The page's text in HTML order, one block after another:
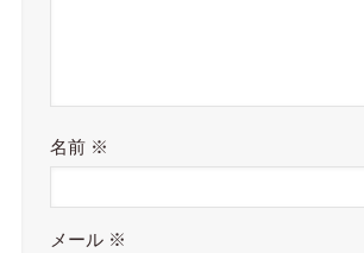
名前 ※
メール ※